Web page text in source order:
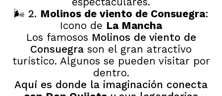
🌬️ 2. Molinos de viento de Consuegra:
Icono de La Mancha
Los famosos Molinos de viento de
Consuegra son el gran atractivo
turístico. Algunos se pueden visitar por
dentro.
Aquí es donde la imaginación conecta